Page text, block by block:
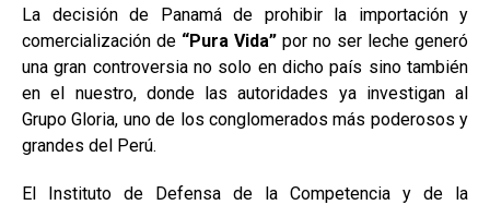
La decisión de Panamá de prohibir la importación y
comercialización de “Pura Vida” por no ser leche generó
una gran controversia no solo en dicho país sino también
en el nuestro, donde las autoridades ya investigan al
Grupo Gloria, uno de los conglomerados más poderosos y
grandes del Perú.
El Instituto de Defensa de la Competencia y de la